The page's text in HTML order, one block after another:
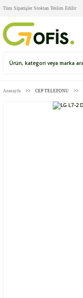
Tüm Siparişler Stoktan Teslim Edilir
Anasayfa CEP TELEFONU